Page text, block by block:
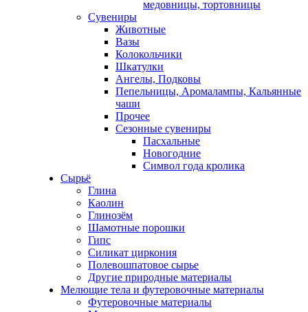
медовницы, тортовницы
Сувениры
Животные
Вазы
Колокольчики
Шкатулки
Ангелы, Подковы
Пепельницы, Аромалампы, Кальянные
чаши
Прочее
Сезонные сувениры
Пасхальные
Новогодние
Символ года кролика
Сырьё
Глина
Каолин
Глинозём
Шамотные порошки
Гипс
Силикат циркония
Полевошпатовое сырье
Другие природные материалы
Мелющие тела и футеровочные материалы
Футеровочные материалы